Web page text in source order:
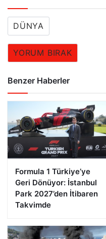
DÜNYA
YORUM BIRAK
Benzer Haberler
Formula 1 Türkiye’ye
Geri Dönüyor: İstanbul
Park 2027’den İtibaren
Takvimde